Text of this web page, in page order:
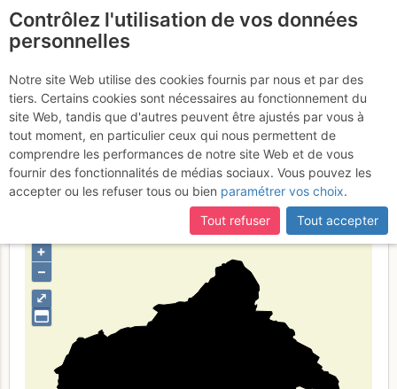
République
centrafricaine
Type de région pays
⤢
+
–
Contrôlez l'utilisation de vos données
personnelles
Notre site Web utilise des cookies fournis par nous et par des
tiers. Certains cookies sont nécessaires au fonctionnement du
site Web, tandis que d'autres peuvent être ajustés par vous à
tout moment, en particulier ceux qui nous permettent de
comprendre les performances de notre site Web et de vous
fournir des fonctionnalités de médias sociaux. Vous pouvez les
accepter ou les refuser tous ou bien paramétrer vos choix.
Tout refuser
Tout accepter